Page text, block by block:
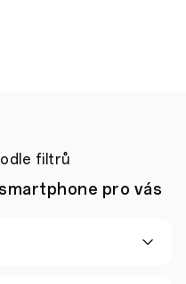
filtrů
pro vás